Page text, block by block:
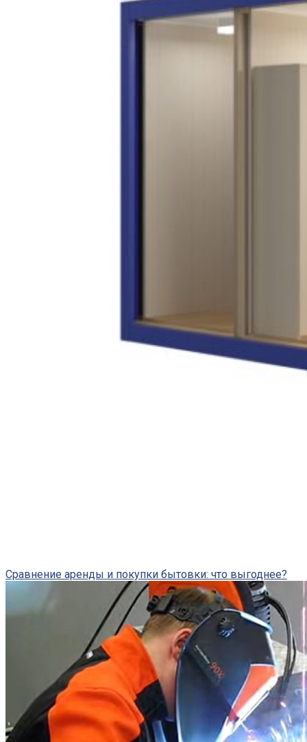
Сравнение аренды и покупки бытовки: что выгоднее?